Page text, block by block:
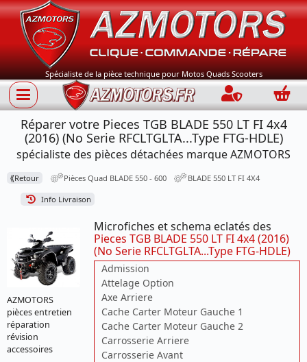
Spécialiste de la pièce technique pour Motos Quads Scooters
Connection
Réparer votre Pieces TGB BLADE 550 LT FI 4x4
(2016) (No Serie RFCLTGLTA...Type FTG-HDLE)
spécialiste des pièces détachées marque AZMOTORS
⟪Retour Pièces Quad BLADE 550 - 600 BLADE 550 LT FI 4X4
Info Livraison
AZMOTORS
pièces entretien
réparation
révision
accessoires
Microfiches et schema eclatés des
Pieces TGB BLADE 550 LT FI 4x4 (2016)
(No Serie RFCLTGLTA...Type FTG-HDLE)
Admission
Attelage Option
Axe Arriere
Cache Carter Moteur Gauche 1
Cache Carter Moteur Gauche 2
Carrosserie Arriere
Carrosserie Avant